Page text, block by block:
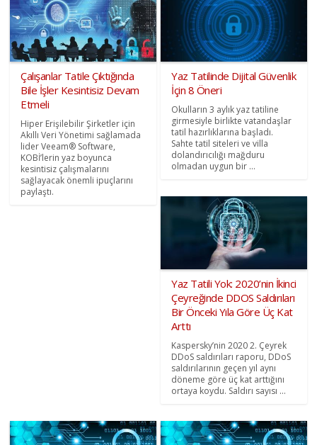
Çalışanlar Tatile Çıktığında
Bile İşler Kesintisiz Devam
Etmeli
Hiper Erişilebilir Şirketler için
Akıllı Veri Yönetimi sağlamada
lider Veeam® Software,
KOBİ’lerin yaz boyunca
kesintisiz çalışmalarını
sağlayacak önemli ipuçlarını
paylaştı.
Yaz Tatilinde Dijital Güvenlik
İçin 8 Öneri
Okulların 3 aylık yaz tatiline
girmesiyle birlikte vatandaşlar
tatil hazırlıklarına başladı.
Sahte tatil siteleri ve villa
dolandırıcılığı mağduru
olmadan uygun bir ...
Yaz Tatili Yok: 2020’nin İkinci
Çeyreğinde DDOS Saldırıları
Bir Önceki Yıla Göre Üç Kat
Arttı
Kaspersky’nin 2020 2. Çeyrek
DDoS saldırıları raporu, DDoS
saldırılarının geçen yıl aynı
döneme göre üç kat arttığını
ortaya koydu. Saldırı sayısı ...